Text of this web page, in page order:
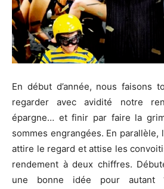
En début d’année, nous faisons
regarder avec avidité notre
épargne… et finir par faire la
sommes engrangées. En parallèle,
attire le regard et attise les
rendement à deux chiffres.
une bonne idée pour